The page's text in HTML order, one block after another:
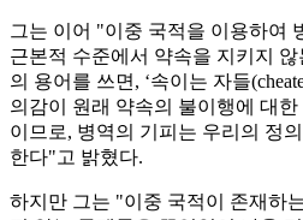
그는 이어 "이중 국적을 이용하여
근본적 수준에서 약속을 지키지
의 용어를 쓰면, ‘속이는 자들
의감이 원래 약속의 불이행에 대
이므로, 병역의 기피는 우리의 정
한다"고 밝혔다.
하지만 그는 "이중 국적이 존재하